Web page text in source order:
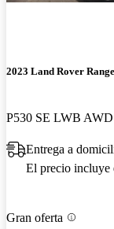
2023 Land Rover
P530 SE LWB AWD
Entrega a
El precio incluye
Gran oferta